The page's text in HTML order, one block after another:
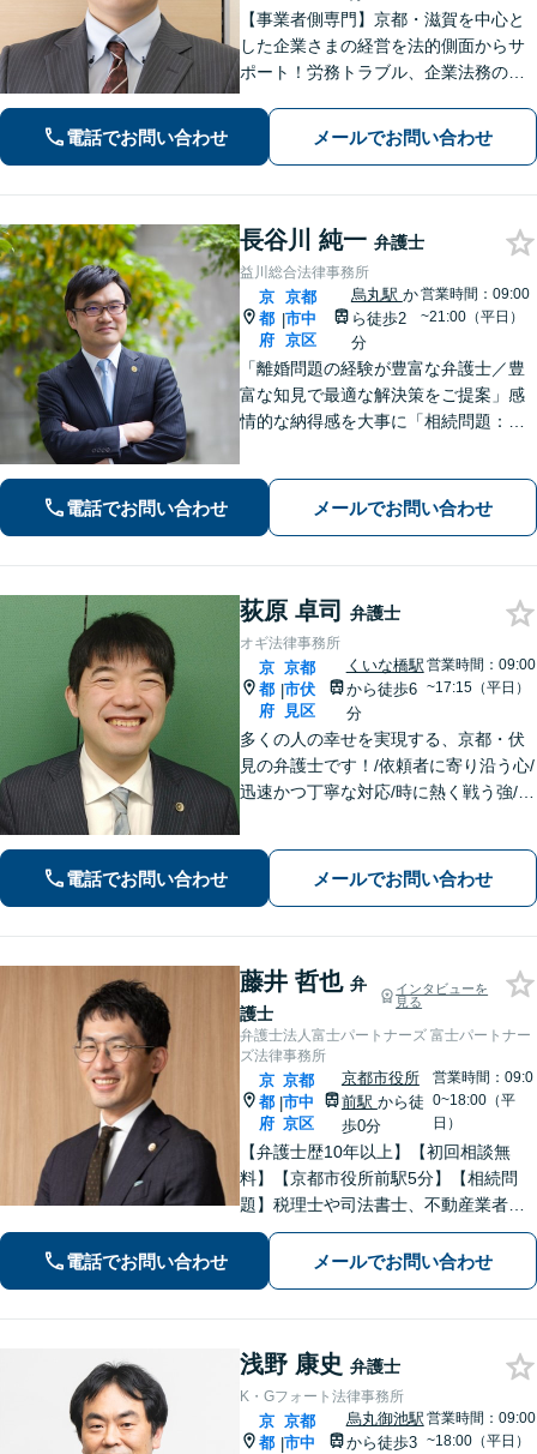
【事業者側専門】京都・滋賀を中心と
した企業さまの経営を法的側面からサ
ポート！労務トラブル、企業法務のご
問題への対応を中心に、その他中小企
業法務について豊富な経験がありま
電話でお問い合わせ メールでお問い合わせ
長谷川 純一 弁護士
益川総合法律事務所
京
都
府
|
京都
市中
京区
烏丸駅 か
ら徒歩2
分
営業時間：09:00
~21:00（平日）
「離婚問題の経験が豊富な弁護士／豊
富な知見で最適な解決策をご提案」感
情的な納得感を大事に「相続問題：親
し、きめ細やかに対応【夜間面談あ
り】
電話でお問い合わせ メールでお問い合わせ
荻原 卓司 弁護士
オギ法律事務所
京
都
府
|
京都
市伏
見区
くいな橋駅
から徒歩6
分
営業時間：09:00
~17:15（平日）
多くの人の幸せを実現する、京都・伏
見の弁護士です！/依頼者に寄り沿う心/
迅速かつ丁寧な対応/時に熱く戦う強/解
電話でお問い合わせ メールでお問い合わせ
藤井 哲也 弁
護士
インタビューを
見る
弁護士法人富士パートナーズ 富士パートナー
ズ法律事務所
京
都
府
|
京都
市中
京区
京都市役所
前駅 から徒
歩0分
営業時間：09:0
0~18:00（平
日）
【弁護士歴10年以上】【初回相談無
料】【京都市役所前駅5分】【相続問
題】税理士や司法書士、不動産業者な
どとスムーズに連携し、解決へと導き
ます。遺産分割協議・調停・審判など
【債権回収】催促の電話から民事調
電話でお問い合わせ メールでお問い合わせ
浅野 康史 弁護士
K・Gフォート法律事務所
京
都 |
京都
市中
烏丸御池駅
から徒歩3
営業時間：09:00
~18:00（平日）